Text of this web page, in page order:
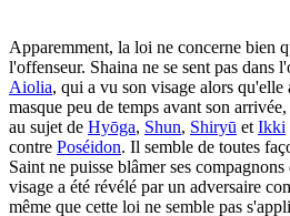
Apparemment, la loi ne concerne bien
l'offenseur. Shaina ne se sent pas dans
Aiolia, qui a vu son visage alors qu'elle
masque peu de temps avant son
au sujet de Hyōga, Shun, Shiryū et Ikki
contre Poséidon. Il semble de toutes
Saint ne puisse blâmer ses
visage a été révélé par un adversaire
même que cette loi ne semble pas